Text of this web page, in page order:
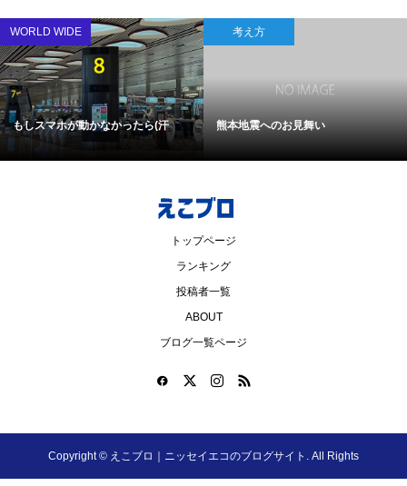
WORLD WIDE
もしスマホが動かなかったら(汗
考え方
熊本地震へのお見舞い
トップページ
ランキング
投稿者一覧
ABOUT
ブログ一覧ページ
Copyright © えこブロ｜ニッセイエコのブログサイト. All Rights